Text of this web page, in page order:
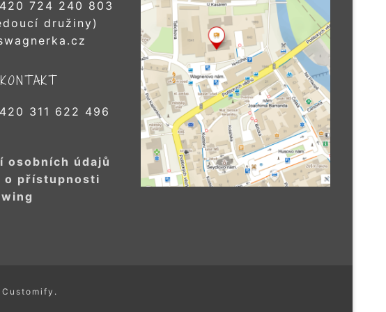
724 240 803
družiny)
311 622 496
osobních údajů
o přístupnosti
Customify .